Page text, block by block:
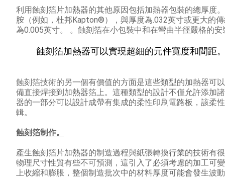
利用蝕刻箔片加熱器的其他原因包括加熱器包裝的總厚度。
胺（例如，杜邦Kapton®），與厚度為.032英寸或更大的
為0.005英寸。 。 蝕刻箔在小包裝中和在彎曲半徑嚴格的
蝕刻箔加熱器可以實現超細的元件寬度和間距
蝕刻箔技術的另一個有價值的方面是這些類型的加熱器可
備直接焊接到加熱器箔上。 這種類型的設計不僅允許添加
器的一部分可以設計成帶有集成的柔性印刷電路板，該柔
輯。
蝕刻箔制作。
產生蝕刻箔片加熱器的制造過程與紙張轉換行業的技術有
物理尺寸性質有些不可預測，這引入了必須考慮的加工可
上收縮和膨脹，整個制造批次中的材料厚度可能會發生波